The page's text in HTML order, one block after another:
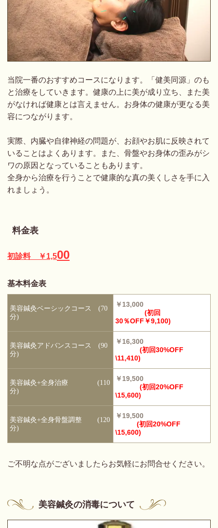
当院一番のおすすめコースになります。「健美同源」のも
と治療をしていきます。健康の上に美が成り立ち、また美
がなければ健康とは言えません。お身体の健康が更なる美
容につながります。
実際、内臓や自律神経の問題が、お顔やお肌に反映されて
いることはよくあります。また、骨盤やお身体の歪みがシ
ワの原因となっていることもあります。
全身から治療を行うことで健康的な真の美くしさを手に入
れましょう。
料金表
初診料 ￥1,500
基本料金表
美容鍼灸ベーシックコース (70
分)
￥13,000
(初回
30％OFF￥9,100)
美容鍼灸アドバンスコース (90
分)
￥16,300
(初回30%OFF
\11,410)
美容鍼灸+全身治療 (110
分)
￥19,500
(初回20%OFF
\15,600)
美容鍼灸+全身骨盤調整 (120
分)
￥19,500
(初回20%OFF
\15,600)
ご不明な点がございましたらお気軽にお問合せください。
美容鍼灸の消毒について